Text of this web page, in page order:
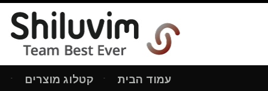
עמוד הבית קטלוג מוצרים